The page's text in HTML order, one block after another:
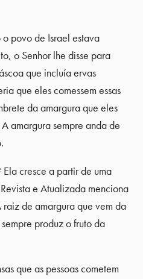
povo de Israel estava
o Senhor lhe disse para
que incluía ervas
que eles comessem essas
da amargura que eles
amargura sempre anda de
cresce a partir de uma
e Atualizada menciona
de amargura que vem da
produz o fruto da
que as pessoas cometem